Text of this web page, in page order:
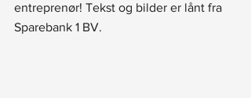
entreprenør! Tekst og bilder er lånt fra
Sparebank 1 BV.